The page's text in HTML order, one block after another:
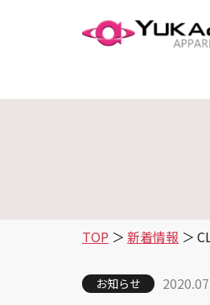
TOP 新着情報
お知らせ